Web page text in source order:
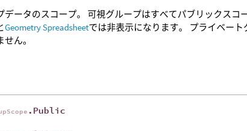
データのスコープ。 可視グループはすべてパブリックスコ
Geometry Spreadsheetでは非表示になります。 プライベー
ん。
.Public